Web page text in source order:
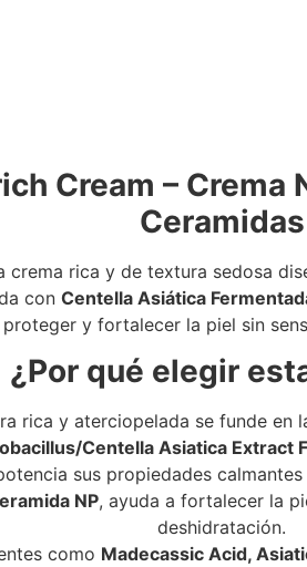
Cream –
Ceramidas
crema rica y de textura sedosa
con Centella Asiática
proteger y fortalecer la piel sin
¿Por qué elegir
rica y aterciopelada se funde en
Centella Asiatica Extract
sus propiedades
NP, ayuda a fortalecer la
deshidratación.
como Madecassic Acid,